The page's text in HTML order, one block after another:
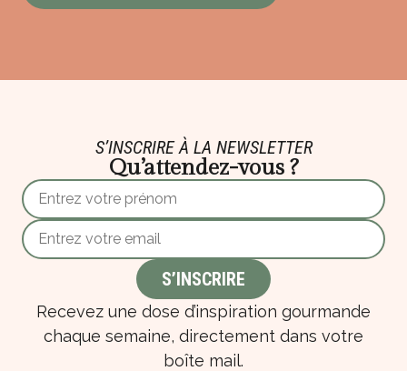
S’INSCRIRE À LA NEWSLETTER
Qu’attendez-vous ?
Recevez une dose d’inspiration gourmande
chaque semaine, directement dans votre
boîte mail.